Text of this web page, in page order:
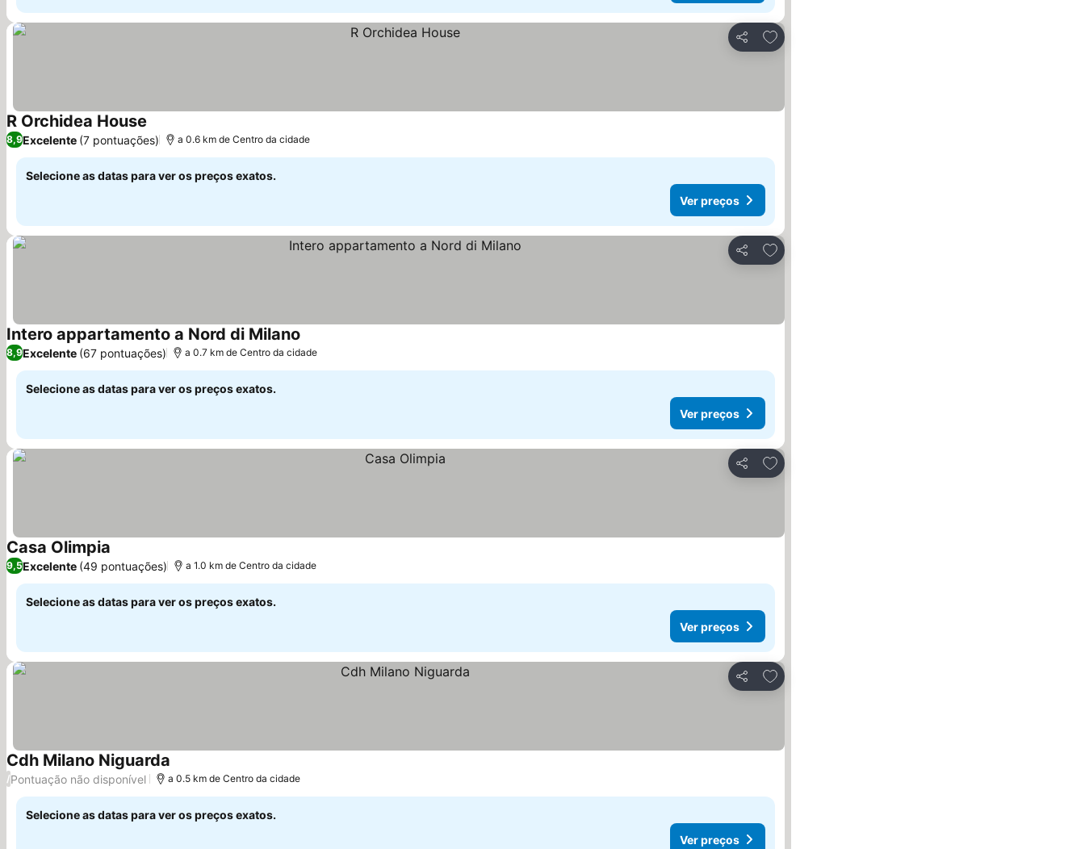
Partilhar
Adicionar aos favoritos
R Orchidea House Ver preços
8,9Excelente (7 pontuações) a 0.6 km de Centro da cidade
Selecione as datas para ver os preços exatos.
Ver preços
Partilhar
Adicionar aos favoritos
Intero appartamento a Nord di Milano
8,9Excelente (67 pontuações) a 0.7 km de Centro da cidade
Selecione as datas para ver os preços exatos.
Ver preços
Partilhar
Adicionar aos favoritos
Casa Olimpia
9,5Excelente (49 pontuações) a 1.0 km de Centro da cidade
Selecione as datas para ver os preços exatos.
Ver preços
Partilhar
Adicionar aos favoritos
Cdh Milano Niguarda
/Pontuação não disponível a 0.5 km de Centro da cidade
Selecione as datas para ver os preços exatos.
Ver preços